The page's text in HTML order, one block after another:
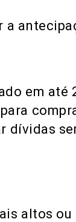
em até
dívidas
altos ou